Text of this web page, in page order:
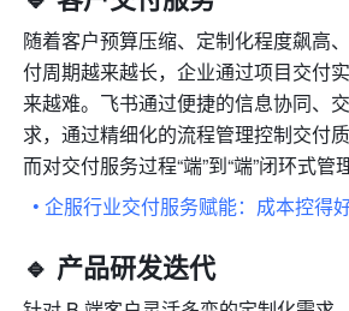
随着客户预算压缩、定制化程度飙高
付周期越来越长，企业通过项目交付
来越难。飞书通过便捷的信息协同、
求，通过精细化的流程管理控制交付
而对交付服务过程“端”到“端”闭环式管
• 企服行业交付服务赋能：成本控得
🔹 产品研发迭代